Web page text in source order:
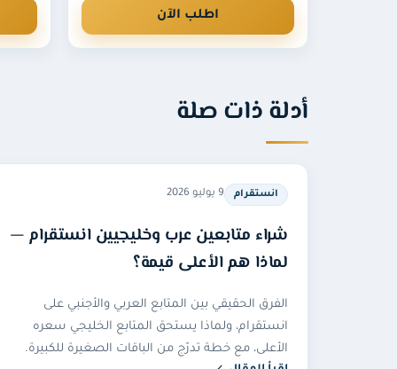
لا، نحتاج فقط رابط الحساب أو اسم المستخدم
اطلب الآن
أدلة ذات صلة
انستقرام 9 يوليو 2026
شراء متابعين عرب وخليجيين انستقرام —
لماذا هم الأعلى قيمة؟
الفرق الحقيقي بين المتابع العربي والأجنبي على
انستقرام، ولماذا يستحق المتابع الخليجي سعره
الأعلى، مع خطة تدرّج من الباقات الصغيرة للكبيرة.